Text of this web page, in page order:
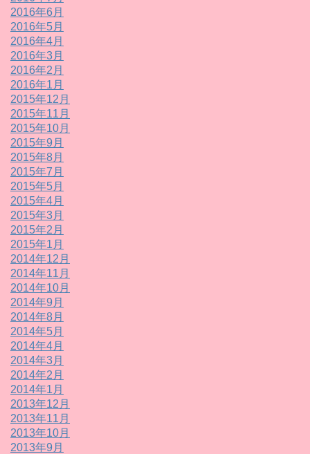
2016年6月
2016年5月
2016年4月
2016年3月
2016年2月
2016年1月
2015年12月
2015年11月
2015年10月
2015年9月
2015年8月
2015年7月
2015年5月
2015年4月
2015年3月
2015年2月
2015年1月
2014年12月
2014年11月
2014年10月
2014年9月
2014年8月
2014年5月
2014年4月
2014年3月
2014年2月
2014年1月
2013年12月
2013年11月
2013年10月
2013年9月